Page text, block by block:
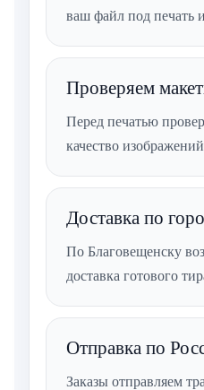
ваш файл под печать
Проверяем
Перед печатью
качество
Доставка по
По Благовещенску
доставка готового
Отправка по
Заказы отправляем